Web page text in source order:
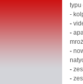
typu
-
-
-
-
-
-